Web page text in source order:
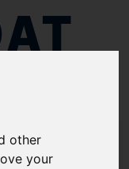
other
your
POWER (VALMET /